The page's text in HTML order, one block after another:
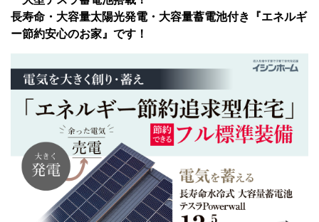
長寿命・大容量太陽光発電・大容量蓄電池付き『エネルギ
ー節約安心のお家』です！